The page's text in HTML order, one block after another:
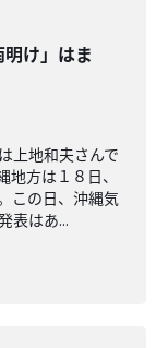
け」はま
上地和夫さんで
方は１８日、
この日、沖縄気
表はあ...